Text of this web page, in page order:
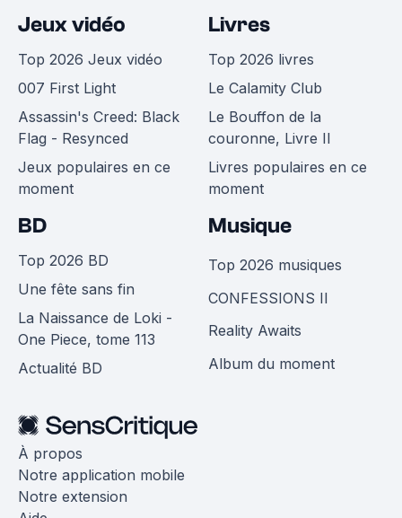
Jeux vidéo
Top 2026 Jeux vidéo
007 First Light
Assassin's Creed: Black
Flag - Resynced
Jeux populaires en ce
moment
Livres
Top 2026 livres
Le Calamity Club
Le Bouffon de la
couronne, Livre II
Livres populaires en ce
moment
BD
Top 2026 BD
Une fête sans fin
La Naissance de Loki -
One Piece, tome 113
Actualité BD
Musique
Top 2026 musiques
CONFESSIONS II
Reality Awaits
Album du moment
À propos
Notre application mobile
Notre extension